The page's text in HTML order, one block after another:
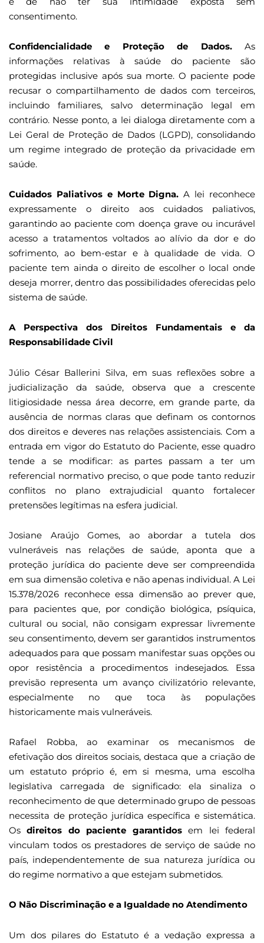
consentimento.
Confidencialidade e Proteção de Dados.As
informações relativas à saúde do paciente são
protegidas inclusive após sua morte. O paciente pode
recusar o compartilhamento de dados com terceiros,
incluindo familiares, salvo determinação legal em
contrário. Nesse ponto, a lei dialoga diretamente com a
Lei Geral de Proteção de Dados (LGPD), consolidando
um regime integrado de proteção da privacidade em
saúde.
Cuidados Paliativos e Morte Digna. A lei reconhece
expressamente o direito aos cuidados paliativos,
garantindo ao paciente com doença grave ou incurável
acesso a tratamentos voltados ao alívio da dor e do
sofrimento, ao bem-estar e à qualidade de vida. O
paciente tem ainda o direito de escolher o local onde
deseja morrer, dentro das possibilidades oferecidas pelo
sistema de saúde.
A Perspectiva dos Direitos Fundamentais e da
Responsabilidade Civil
Júlio César Ballerini Silva, em suas reflexões sobre a
judicialização da saúde, observa que a crescente
litigiosidade nessa área decorre, em grande parte, da
ausência de normas claras que definam os contornos
dos direitos e deveres nas relações assistenciais. Com a
entrada em vigor do Estatuto do Paciente, esse quadro
tende a se modificar: as partes passam a ter um
referencial normativo preciso, o que pode tanto reduzir
conflitos no plano extrajudicial quanto fortalecer
pretensões legítimas na esfera judicial.
Josiane Araújo Gomes, ao abordar a tutela dos
vulneráveis nas relações de saúde, aponta que a
proteção jurídica do paciente deve ser compreendida
em sua dimensão coletiva e não apenas individual. A Lei
15.378/2026 reconhece essa dimensão ao prever que,
para pacientes que, por condição biológica, psíquica,
cultural ou social, não consigam expressar livremente
seu consentimento, devem ser garantidos instrumentos
adequados para que possam manifestar suas opções ou
opor resistência a procedimentos indesejados. Essa
previsão representa um avanço civilizatório relevante,
especialmente no que toca às populações
historicamente mais vulneráveis.
Rafael Robba, ao examinar os mecanismos de
efetivação dos direitos sociais, destaca que a criação de
um estatuto próprio é, em si mesma, uma escolha
legislativa carregada de significado: ela sinaliza o
reconhecimento de que determinado grupo de pessoas
necessita de proteção jurídica específica e sistemática.
Osdireitos do paciente garantidosem lei federal
vinculam todos os prestadores de serviço de saúde no
país, independentemente de sua natureza jurídica ou
do regime normativo a que estejam submetidos.
O Não Discriminação e a Igualdade no Atendimento
Um dos pilares do Estatuto é a vedação expressa a